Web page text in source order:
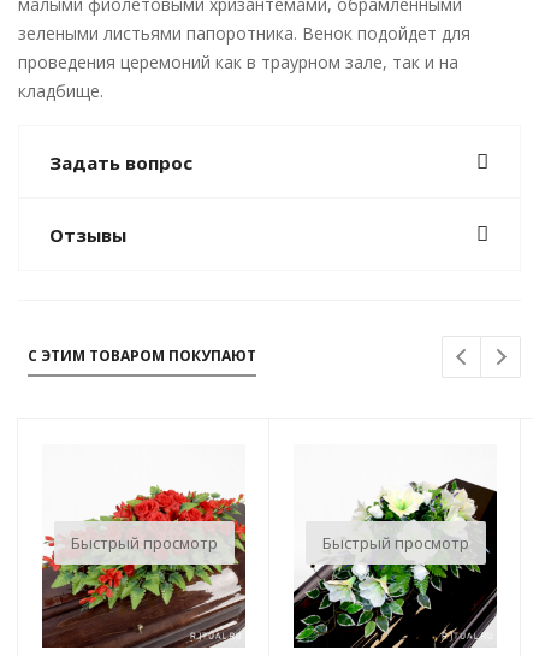
зелеными листьями папоротника. Венок подойдет для
проведения церемоний как в траурном зале, так и на
кладбище.
Задать вопрос
Отзывы
С ЭТИМ ТОВАРОМ ПОКУПАЮТ
Быстрый просмотр Быстрый просмотр